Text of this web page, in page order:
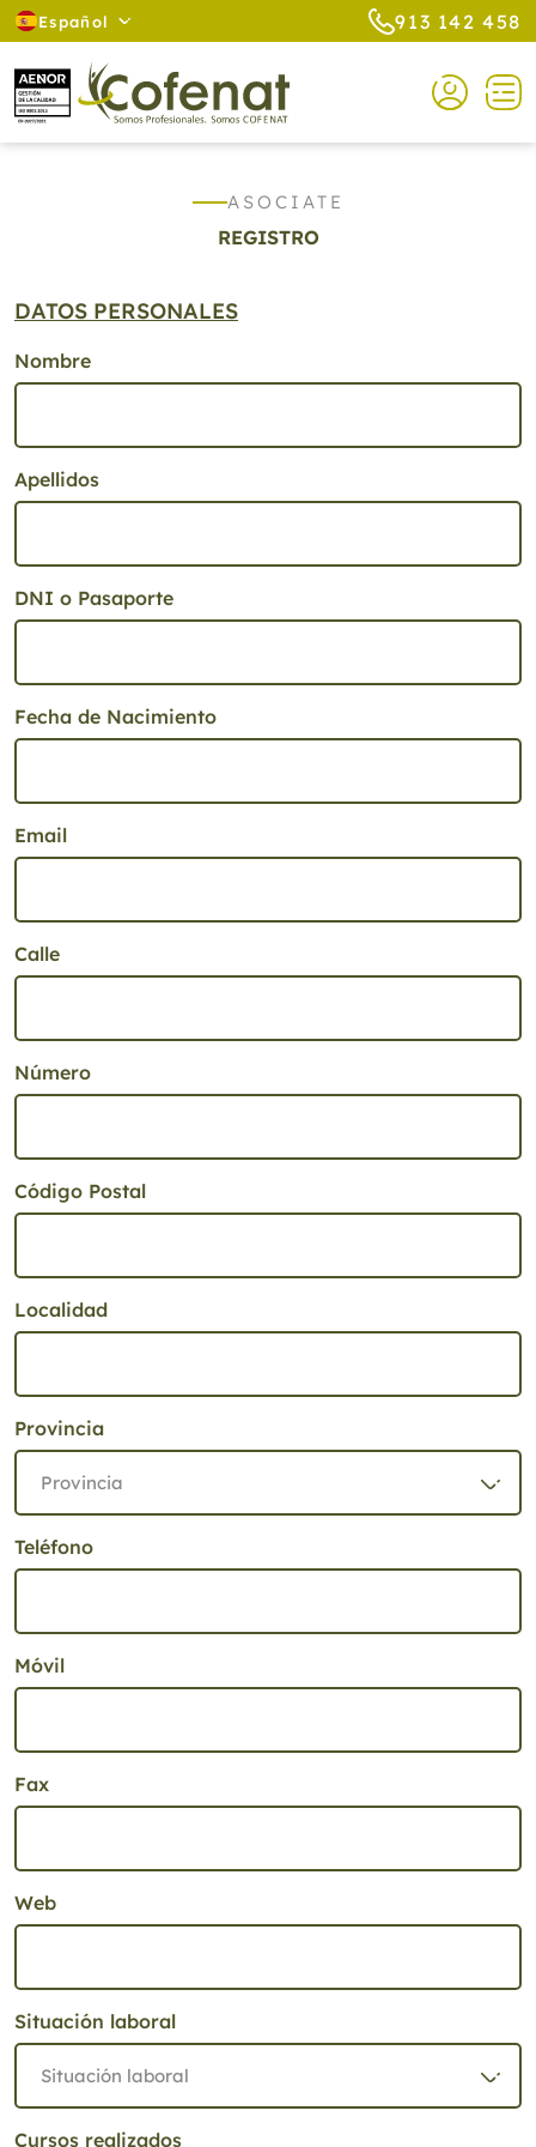
Español 913 142 458
ASOCIATE
REGISTRO
DATOS PERSONALES
Nombre
Apellidos
DNI o Pasaporte
Fecha de Nacimiento
Email
Calle
Número
Código Postal
Localidad
Provincia
Teléfono
Móvil
Fax
Web
Situación laboral
Cursos realizados